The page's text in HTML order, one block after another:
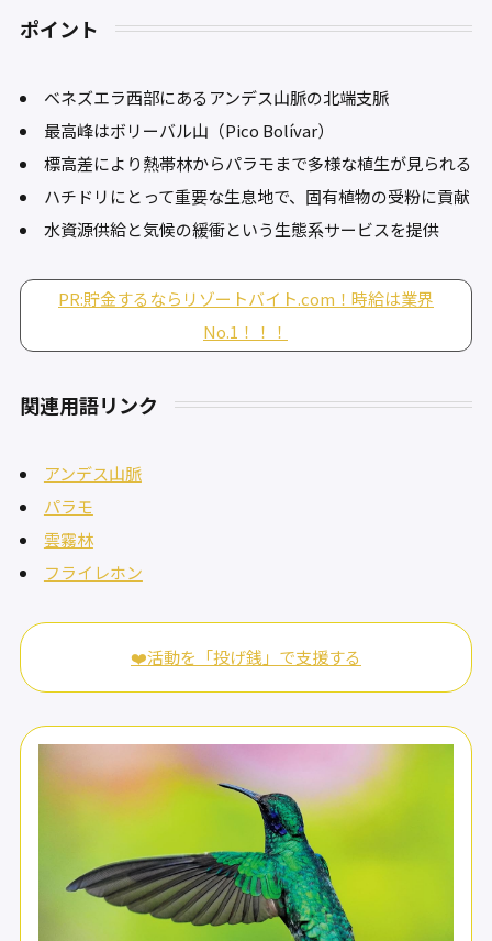
ポイント
ベネズエラ西部にあるアンデス山脈の北端支脈
最高峰はボリーバル山（Pico Bolívar）
標高差により熱帯林からパラモまで多様な植生が見られる
ハチドリにとって重要な生息地で、固有植物の受粉に貢献
水資源供給と気候の緩衝という生態系サービスを提供
PR:貯金するならリゾートバイト.com！時給は業界
No.1！！！
関連用語リンク
アンデス山脈
パラモ
雲霧林
フライレホン
❤️活動を「投げ銭」で支援する